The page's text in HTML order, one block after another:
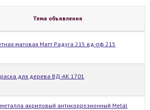
Тема объявления
матовая Матт Радуга 215 вд-пф 215
для дерева ВД-АК 1701
металла акриловый антикоррозионный Metal